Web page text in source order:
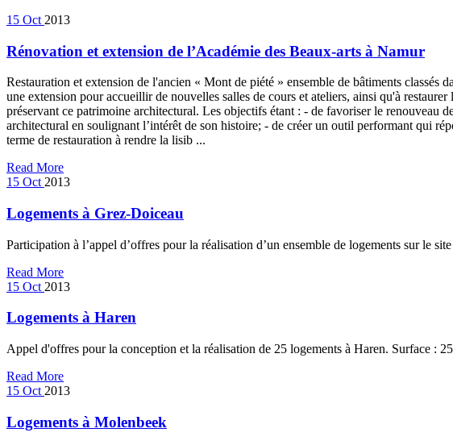
15 Oct 2013
Rénovation et extension de l’Académie des Beaux-arts à Namur
Restauration et extension de l'ancien « Mont de piété » ensemble de bâtiments classés
une extension pour accueillir de nouvelles salles de cours et ateliers, ainsi qu'à
préservant ce patrimoine architectural. Les objectifs étant : - de favoriser le renouveau
architectural en soulignant l’intérêt de son histoire; - de créer un outil performant qui
terme de restauration à rendre la lisib ...
Read More
15 Oct 2013
Logements à Grez-Doiceau
Participation à l’appel d’offres pour la réalisation d’un ensemble de logements sur
Read More
15 Oct 2013
Logements à Haren
Appel d'offres pour la conception et la réalisation de 25 logements à Haren. Surface :
Read More
15 Oct 2013
Logements à Molenbeek